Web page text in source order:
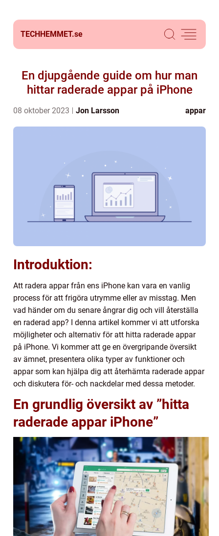
TECHHEMMET.se
En djupgående guide om hur man
hittar raderade appar på iPhone
08 oktober 2023 Jon Larsson appar
Introduktion:
Att radera appar från ens iPhone kan vara en vanlig
process för att frigöra utrymme eller av misstag. Men
vad händer om du senare ångrar dig och vill återställa
en raderad app? I denna artikel kommer vi att utforska
möjligheter och alternativ för att hitta raderade appar
på iPhone. Vi kommer att ge en övergripande översikt
av ämnet, presentera olika typer av funktioner och
appar som kan hjälpa dig att återhämta raderade appar
och diskutera för- och nackdelar med dessa metoder.
En grundlig översikt av ”hitta
raderade appar iPhone”